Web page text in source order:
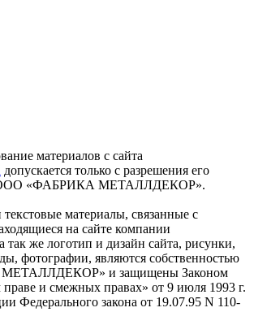
материалов с сайта
допускается только с разрешения его
ООО «ФАБРИКА МЕТАЛЛДЕКОР».
материалы, связанные с
на сайте компании
же логотип и дизайн сайта, рисунки,
фотографии, являются собственностью
и защищены Законом
и смежных правах» от 9 июля 1993 г.
Федерального закона от 19.07.95 N 110-